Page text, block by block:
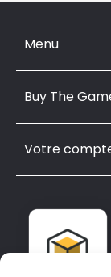
Menu
Buy The
Votre